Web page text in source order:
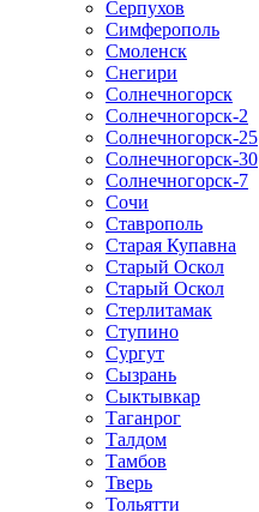
Серпухов
Симферополь
Смоленск
Снегири
Солнечногорск
Солнечногорск-2
Солнечногорск-25
Солнечногорск-30
Солнечногорск-7
Сочи
Ставрополь
Старая Купавна
Старый Оскол
Старый Оскол
Стерлитамак
Ступино
Сургут
Сызрань
Сыктывкар
Таганрог
Талдом
Тамбов
Тверь
Тольятти